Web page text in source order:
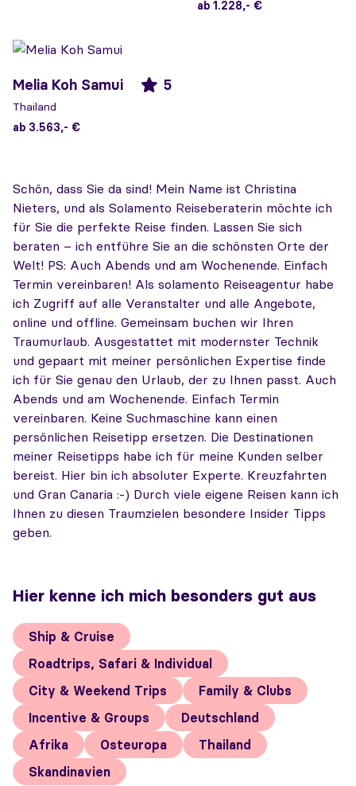
ab 1.228,- €
Melia Koh Samui 5
Thailand
ab 3.563,- €
Schön, dass Sie da sind! Mein Name ist Christina
Nieters, und als Solamento Reiseberaterin möchte ich
für Sie die perfekte Reise finden. Lassen Sie sich
beraten – ich entführe Sie an die schönsten Orte der
Welt! PS: Auch Abends und am Wochenende. Einfach
Termin vereinbaren! Als solamento Reiseagentur habe
ich Zugriff auf alle Veranstalter und alle Angebote,
online und offline. Gemeinsam buchen wir Ihren
Traumurlaub. Ausgestattet mit modernster Technik
und gepaart mit meiner persönlichen Expertise finde
ich für Sie genau den Urlaub, der zu Ihnen passt. Auch
Abends und am Wochenende. Einfach Termin
vereinbaren. Keine Suchmaschine kann einen
persönlichen Reisetipp ersetzen. Die Destinationen
meiner Reisetipps habe ich für meine Kunden selber
bereist. Hier bin ich absoluter Experte. Kreuzfahrten
und Gran Canaria :-) Durch viele eigene Reisen kann ich
Ihnen zu diesen Traumzielen besondere Insider Tipps
geben.
Hier kenne ich mich besonders gut aus
Ship & Cruise
Roadtrips, Safari & Individual
City & Weekend Trips
Family & Clubs
Incentive & Groups
Deutschland
Afrika
Osteuropa
Thailand
Skandinavien